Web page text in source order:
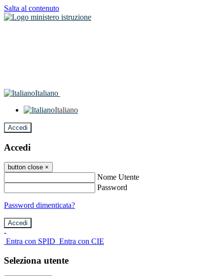
Salta al contenuto
Italiano
Italiano
Accedi
Accedi
button close ×
Nome Utente
Password
Password dimenticata?
-
Entra con SPID Entra con CIE
Seleziona utente